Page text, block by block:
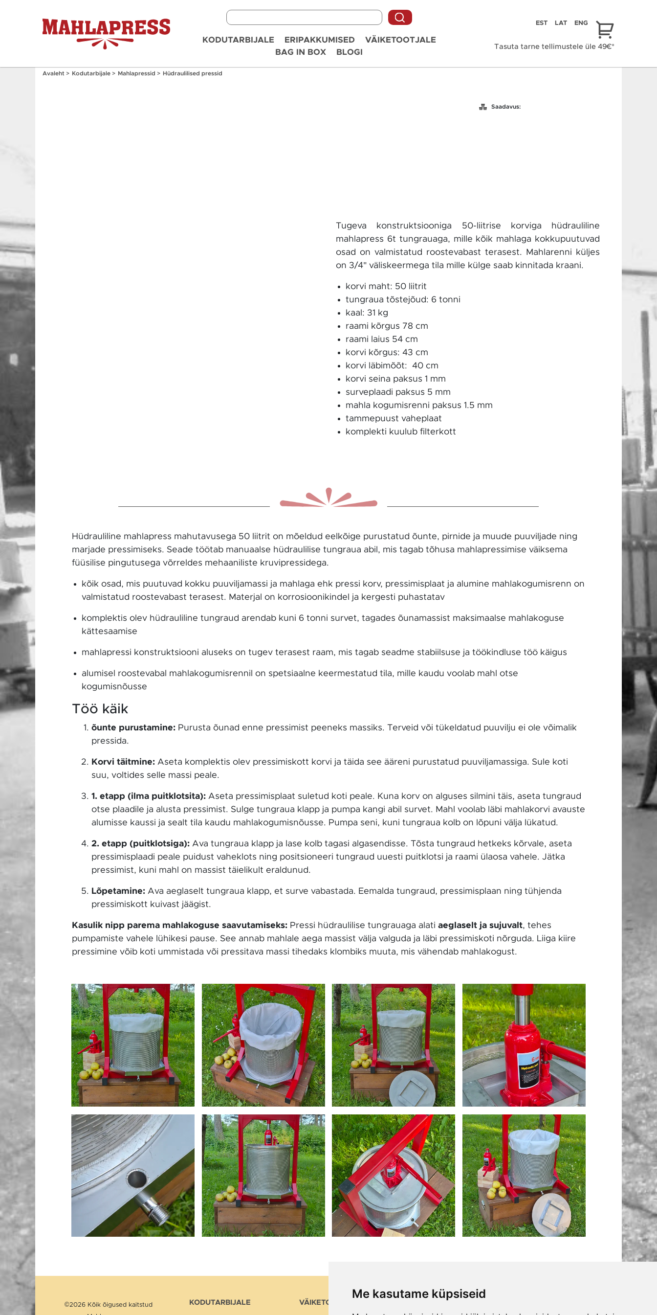
Me kasutame küpsiseid
KODUTARBIJALE ERIPAKKUMISED
VÄIKETOOTJALE
BAG IN BOX
BLOGI
EST LAT ENG
Tasuta tarne tellimustele üle 49€*
Avaleht > Kodutarbijale > Mahlapressid > Hüdraulilised pressid
Saadavus:
Tugeva konstruktsiooniga 50-liitrise korviga hüdrauliline
mahlapress 6t tungrauaga, mille kõik mahlaga kokkupuutuvad
osad on valmistatud roostevabast terasest. Mahlarenni küljes
on 3/4" väliskeermega tila mille külge saab kinnitada kraani.
korvi maht: 50 liitrit
tungraua tõstejõud: 6 tonni
kaal: 31 kg
raami kõrgus 78 cm
raami laius 54 cm
korvi kõrgus: 43 cm
korvi läbimõõt: 40 cm
korvi seina paksus 1 mm
surveplaadi paksus 5 mm
mahla kogumisrenni paksus 1.5 mm
tammepuust vaheplaat
komplekti kuulub filterkott
Hüdrauliline mahlapress mahutavusega 50 liitrit on mõeldud eelkõige purustatud õunte, pirnide ja muude puuviljade ning
marjade pressimiseks. Seade töötab manuaalse hüdraulilise tungraua abil, mis tagab tõhusa mahlapressimise väiksema
füüsilise pingutusega võrreldes mehaaniliste kruvipressidega.
kõik osad, mis puutuvad kokku puuviljamassi ja mahlaga ehk pressi korv, pressimisplaat ja alumine mahlakogumisrenn on
valmistatud roostevabast terasest. Materjal on korrosioonikindel ja kergesti puhastatav
komplektis olev hüdrauliline tungraud arendab kuni 6 tonni survet, tagades õunamassist maksimaalse mahlakoguse
kättesaamise
mahlapressi konstruktsiooni aluseks on tugev terasest raam, mis tagab seadme stabiilsuse ja töökindluse töö käigus
alumisel roostevabal mahlakogumisrennil on spetsiaalne keermestatud tila, mille kaudu voolab mahl otse
kogumisnõusse
Töö käik
õunte purustamine: Purusta õunad enne pressimist peeneks massiks. Terveid või tükeldatud puuvilju ei ole võimalik
pressida.
Korvi täitmine: Aseta komplektis olev pressimiskott korvi ja täida see ääreni purustatud puuviljamassiga. Sule koti
suu, voltides selle massi peale.
1. etapp (ilma puitklotsita): Aseta pressimisplaat suletud koti peale. Kuna korv on alguses silmini täis, aseta tungraud
otse plaadile ja alusta pressimist. Sulge tungraua klapp ja pumpa kangi abil survet. Mahl voolab läbi mahlakorvi avauste
alumisse kaussi ja sealt tila kaudu mahlakogumisnõusse. Pumpa seni, kuni tungraua kolb on lõpuni välja lükatud.
2. etapp (puitklotsiga): Ava tungraua klapp ja lase kolb tagasi algasendisse. Tõsta tungraud hetkeks kõrvale, aseta
pressimisplaadi peale puidust vaheklots ning positsioneeri tungraud uuesti puitklotsi ja raami ülaosa vahele. Jätka
pressimist, kuni mahl on massist täielikult eraldunud.
Lõpetamine: Ava aeglaselt tungraua klapp, et surve vabastada. Eemalda tungraud, pressimisplaan ning tühjenda
pressimiskott kuivast jäägist.
Kasulik nipp parema mahlakoguse saavutamiseks: Pressi hüdraulilise tungrauaga alati aeglaselt ja sujuvalt, tehes
pumpamiste vahele lühikesi pause. See annab mahlale aega massist välja valguda ja läbi pressimiskoti nõrguda. Liiga kiire
pressimine võib koti ummistada või pressitava massi tihedaks klombiks muuta, mis vähendab mahlakogust.
©2026 Kõik õigused kaitstud
KODUTARBIJALE VÄIKETOOTJALE NIPID JA NÕUANDED